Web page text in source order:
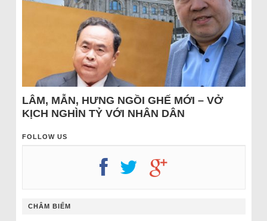
LÂM, MẪN, HƯNG NGỒI GHẾ MỚI – VỞ
KỊCH NGHÌN TỶ VỚI NHÂN DÂN
FOLLOW US
CHÂM BIẾM